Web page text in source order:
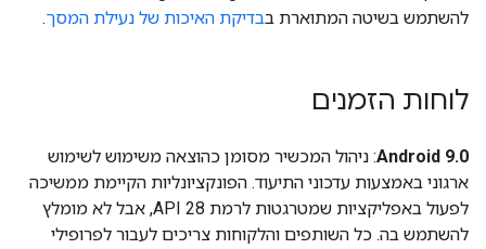
להשתמש בשיטה המתוארת בבדיקת האיכות של נעילת המסך.
לוחות הזמנים
Android 9.0: ניהול המכשיר מסומן כהוצאה משימוש לשימוש
ארגוני באמצעות עדכוני התיעוד. הפונקציונליות הקיימת ממשיכה
לפעול באפליקציות שמטרגטות לרמת API 28, אבל לא מומלץ
להשתמש בה. כל השותפים והלקוחות צריכים לעבור לפרופילי